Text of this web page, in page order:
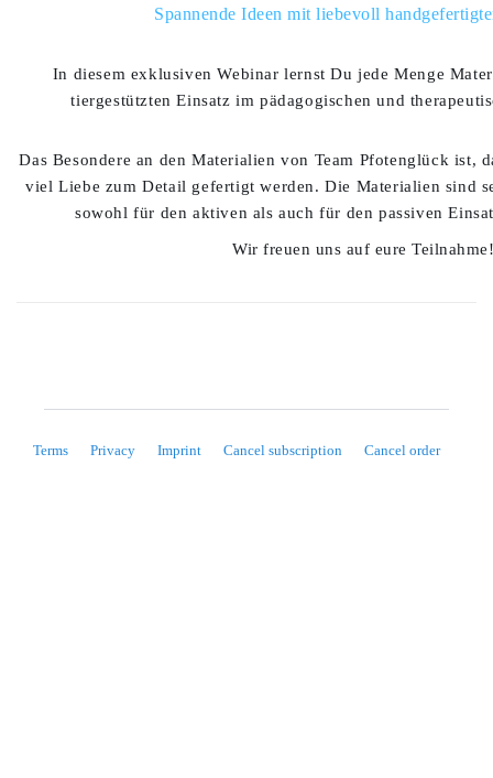
Spannende Ideen mit liebevoll
In diesem exklusiven Webinar lernst Du jede Menge
tiergestützten Einsatz im pädagogischen und
Das Besondere an den Materialien von Team Pfotenglück ist,
viel Liebe zum Detail gefertigt werden. Die Materialien sind
sowohl für den aktiven als auch für den passiven
Wir freuen uns auf eure Teilnahme!
Terms Privacy Imprint Cancel subscription Cancel order